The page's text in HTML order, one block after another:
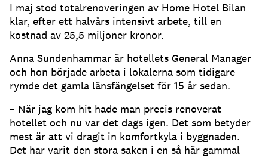
I maj stod totalrenoveringen av Home Hotel Bilan
klar, efter ett halvårs intensivt arbete, till en
kostnad av 25,5 miljoner kronor.
Anna Sundenhammar är hotellets General Manager
och hon började arbeta i lokalerna som tidigare
rymde det gamla länsfängelset för 15 år sedan.
– När jag kom hit hade man precis renoverat
hotellet och nu var det dags igen. Det som betyder
mest är att vi dragit in komfortkyla i byggnaden.
Det har varit den stora saken i en så här gammal